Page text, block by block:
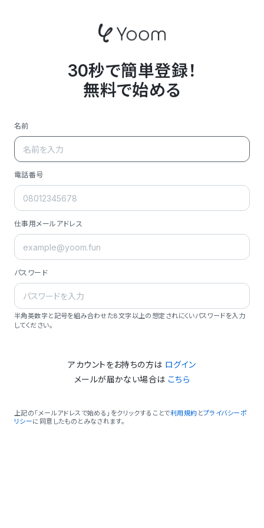
30秒で簡単登録！
無料で始める
名前
電話番号
仕事用メールアドレス
パスワード
半角英数字と記号を組み合わせた8文字以上の想定されにくいパスワードを入力
してください。
アカウントをお持ちの方は ログイン
メールが届かない場合は こちら
上記の「メールアドレスで始める」をクリックすることで利用規約 とプライバシーポ
リシーに同意したものとみなされます。